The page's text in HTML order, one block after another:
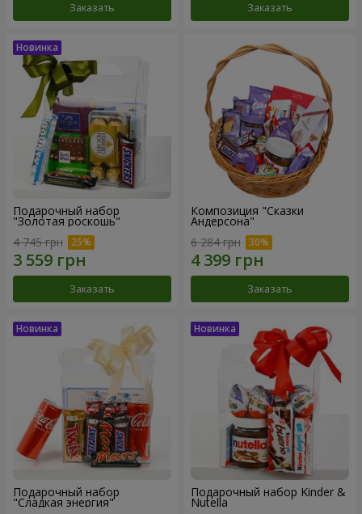
Заказать Заказать
Подарочный набор
"Золотая роскошь"
4 745 грн
Заказать
Композиция "Сказки
Андерсона"
6 284 грн
Заказать
Подарочный набор
"Сладкая энергия"
Подарочный набор Kinder &
Nutella